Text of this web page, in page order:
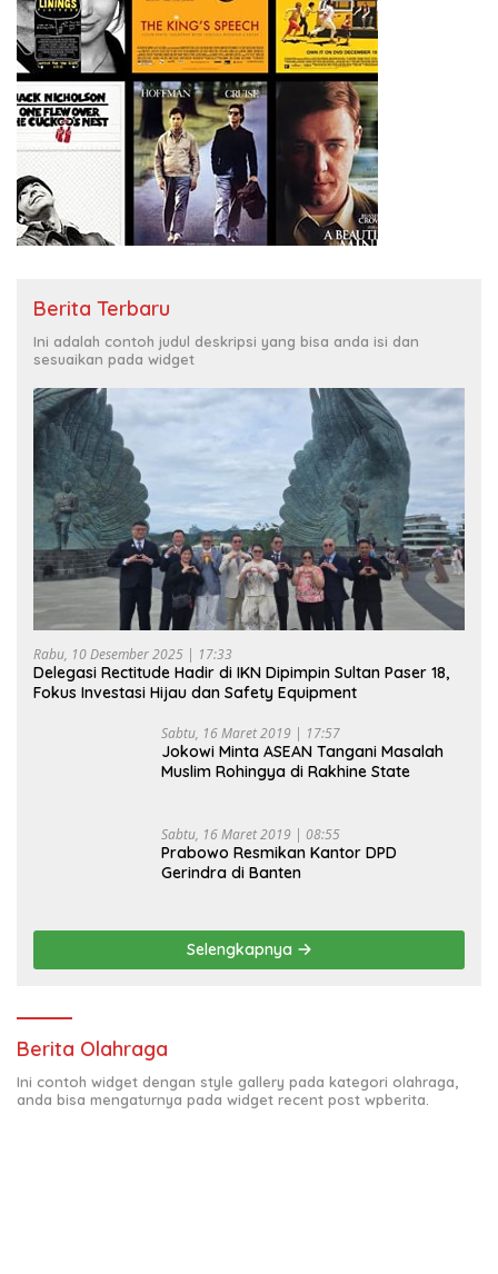
Berita Terbaru
Ini adalah contoh judul deskripsi yang bisa anda isi dan
sesuaikan pada widget
Rabu, 10 Desember 2025 | 17:33
Delegasi Rectitude Hadir di IKN Dipimpin Sultan Paser 18,
Fokus Investasi Hijau dan Safety Equipment
Sabtu, 16 Maret 2019 | 17:57
Jokowi Minta ASEAN Tangani Masalah
Muslim Rohingya di Rakhine State
Sabtu, 16 Maret 2019 | 08:55
Prabowo Resmikan Kantor DPD
Gerindra di Banten
Selengkapnya
Berita Olahraga
Ini contoh widget dengan style gallery pada kategori olahraga,
anda bisa mengaturnya pada widget recent post wpberita.